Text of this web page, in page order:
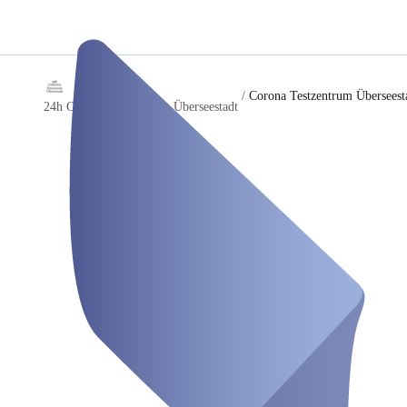
24h Corona Testzentrum Überseestadt
/ Corona Testzentrum